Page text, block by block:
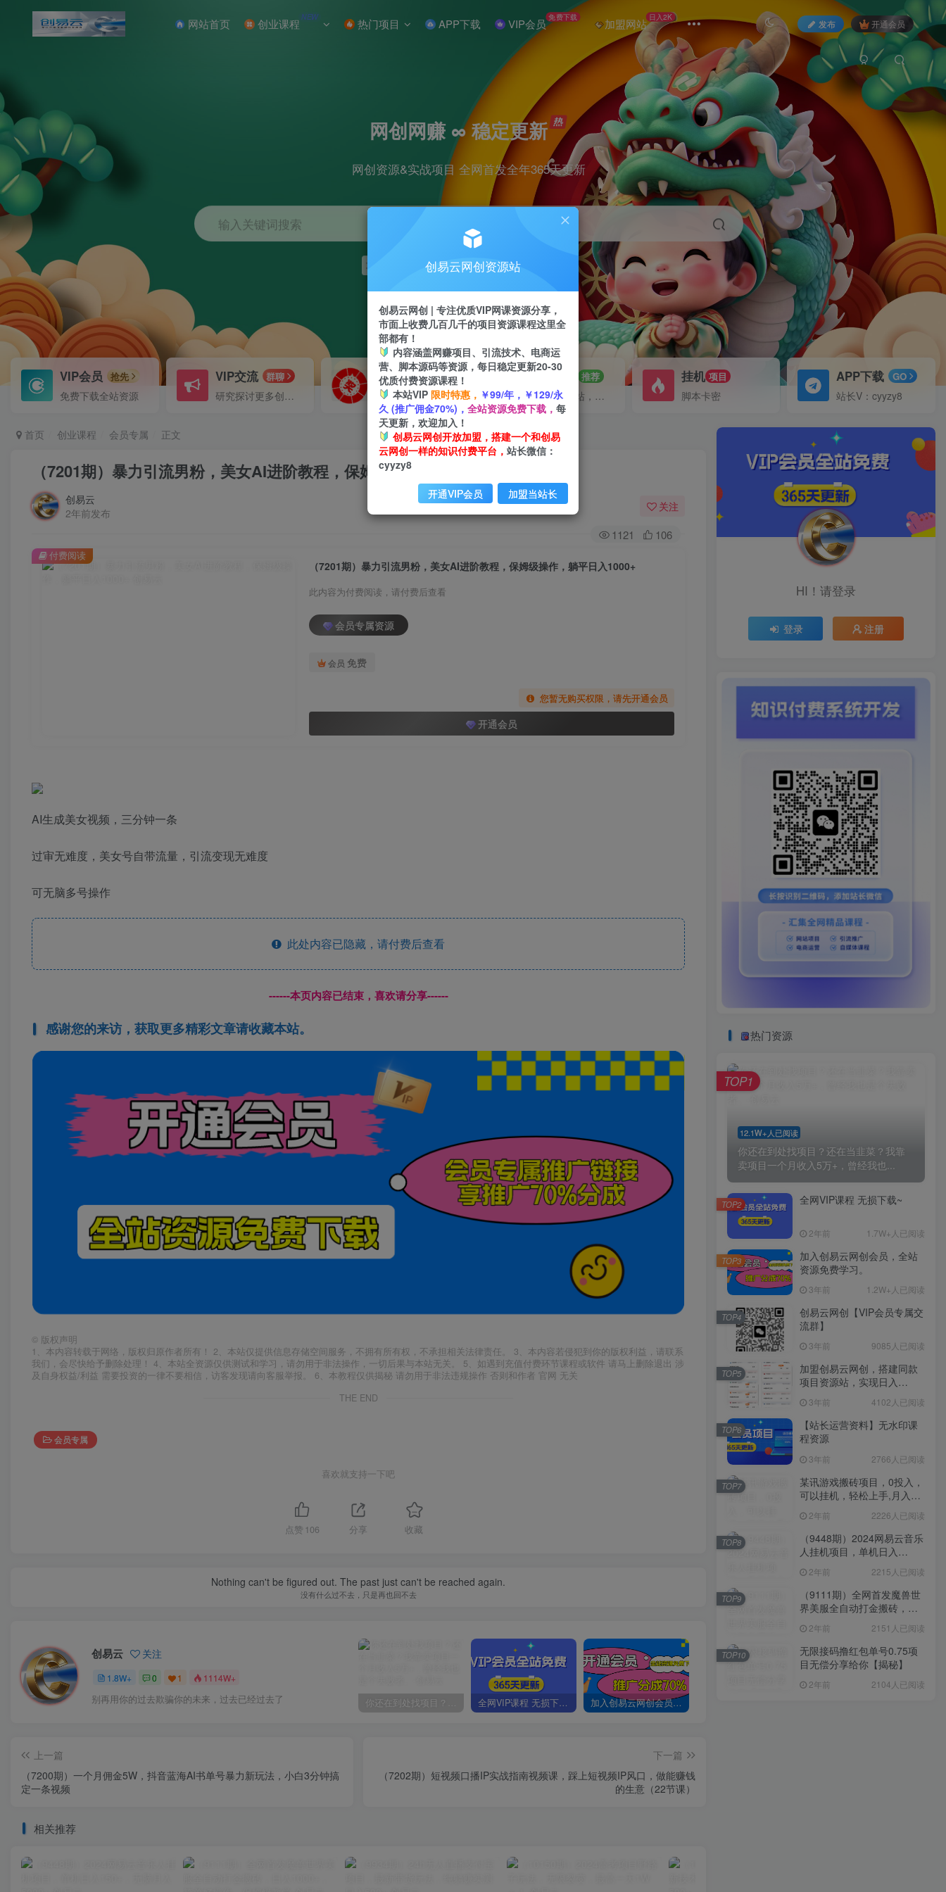
网站首页 创业课程 NEW 热门项目 APP下载 VIP会员 免费下载 加盟网站 日入2K
发布 开通会员
网创网赚 ∞ 稳定更新
网创资源&实战项目 全网首发全年365天更新
输入关键词搜索
项目 引流 短视频 剪辑
VIP会员 抢先
免费下载全站资源
VIP交流 群聊
研究探讨更多创业项目路子。
VIP推广
70%分佣
会员专属推广链接
招募站长 推荐
搭建同款网站，自己当老板
挂机 项目
脚本卡密
APP下载 GO
站长V：cyyzy8
首页 创业课程 会员专属 正文
（7201期）暴力引流男粉，美女AI进阶教程，保姆级操作，躺平日入1000+
创易云
2年前发布
关注
1121 106
（7201期）暴力引流男粉，美女AI进阶教程，保姆级操作，躺平日入1000+
此内容为付费阅读，请付费后查看
会员专属资源
会员 免费
您暂无购买权限，请先开通会员
开通会员
付费阅读
AI生成美女视频，三分钟一条
过审无难度，美女号自带流量，引流变现无难度
可无脑多号操作
此处内容已隐藏，请付费后查看
------本页内容已结束，喜欢请分享------
感谢您的来访，获取更多精彩文章请收藏本站。
© 版权声明
1、本内容转载于网络，版权归原作者所有！ 2、本站仅提供信息存储空间服务，不拥有所有权，不承担相关法律责任。 3、本内容若侵犯到你的版权利益，请联系
我们，会尽快给予删除处理！ 4、本站全资源仅供测试和学习，请勿用于非法操作，一切后果与本站无关。 5、如遇到充值付费环节课程或软件 请马上删除退出 涉
及自身权益/利益 需要投资的一律不要相信，访客发现请向客服举报。 6、本教程仅供揭秘 请勿用于非法违规操作 否则和作者 官网 无关
THE END
会员专属
喜欢就支持一下吧
点赞 106 分享 收藏
Nothing can't be figured out. The past just can't be reached again.
没有什么过不去，只是再也回不去
创易云 关注
1.8W+ 0 1 1114W+
别再用你的过去欺骗你的未来，过去已经过去了 你还在到处找项目？还在当韭菜？我靠卖项目一个月收入5万+，曾经我也是个失败者。 全网VIP课程 无损下载~ 加入创易云网创会员，全站资源免费学习。
上一篇
（7200期）一个月佣金5W，抖音蓝海AI书单号暴力新玩法，小白3分钟搞
定一条视频
下一篇
（7202期）短视频口播IP实战指南视频课，踩上短视频IP风口，做能赚钱
的生意（22节课）
相关推荐
HI！请登录
登录 注册
热门资源
12.1W+人已阅读
你还在到处找项目？还在当韭菜？我靠
卖项目一个月收入5万+，曾经我也...
TOP1
全网VIP课程 无损下载~
2年前 1.7W+人已阅读
TOP2
加入创易云网创会员，全站
资源免费学习。
3年前 1.2W+人已阅读
TOP3
创易云网创【VIP会员专属交
流群】
3年前 9085人已阅读
TOP4
加盟创易云网创，搭建同款
项目资源站，实现日入
3年前 4102人已阅读
TOP5
【站长运营资料】无水印课
程资源
3年前 2766人已阅读
TOP6
某讯游戏搬砖项目，0投入，
可以挂机，轻松上手,月入
2年前 2226人已阅读
TOP7
（9448期）2024网易云音乐
人挂机项目，单机日入
2年前 2215人已阅读
TOP8
（9111期）全网首发魔兽世
界美服全自动打金搬砖，日
姆级教学
2年前 2151人已阅读
TOP9
无限接码撸红包单号0.75项
目无偿分享给你【揭秘】
2年前 2104人已阅读
TOP10
创易云网创资源站
创易云网创 | 专注优质VIP网课资源分享，
市面上收费几百几千的项目资源课程这里全
部都有！
内容涵盖网赚项目、引流技术、电商运
营、脚本源码等资源，每日稳定更新20-30
优质付费资源课程！
本站VIP 限时特惠， ￥99/年，￥129/永
久 (推广佣金70%)， 全站资源免费下载， 每
天更新，欢迎加入！
创易云网创开放加盟，搭建一个和创易
云网创一样的知识付费平台， 站长微信：
cyyzy8
开通VIP会员 加盟当站长